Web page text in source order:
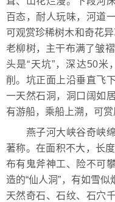
百态，耐人玩味，河道
可观赏珍稀树木和奇花
老柳树，主干布满了皱
头是“天坑”，深达50
削。坑正面上沿垂直飞
一天然石洞，洞口阔如
有游船，乘船上溯，可
燕子河大峡谷奇峡绵
著称。在面积不大，长
布有鬼斧神工、险不可
造的“仙人洞”，有如雪似
天然奇石、石纹、石穴